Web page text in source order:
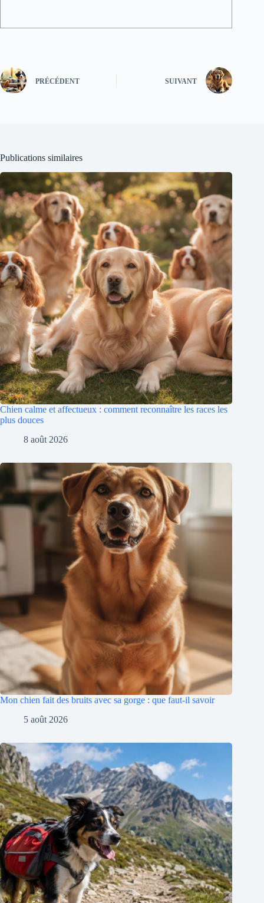
PRÉCÉDENT SUIVANT
Publications similaires
Chien calme et affectueux : comment reconnaître les races les
plus douces
8 août 2026
Mon chien fait des bruits avec sa gorge : que faut-il savoir
5 août 2026